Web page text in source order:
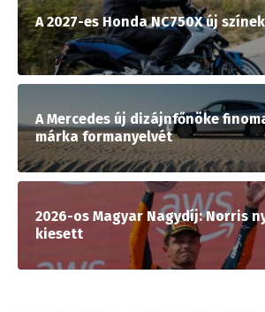
A 2027-es Honda NC750X új
A Mercedes új dizájnfőnöke
márka formanyelvét
2026-os Magyar Nagydíj: Norris
kiesett